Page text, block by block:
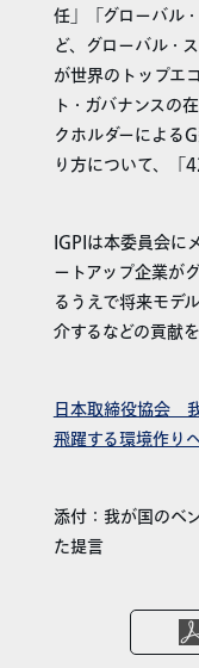
任」「グローバル
ど、グローバル・
が世界のトップエ
ト・ガバナンスの
クホルダーによる
り方について、「
IGPIは本委員会に
ートアップ企業が
るうえで将来モデ
介するなどの貢献を
日本取締役協会
飛躍する環境作り
添付：我が国のベ
た提言